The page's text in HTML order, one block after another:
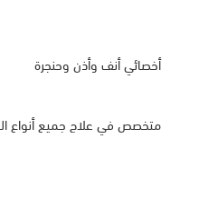
أخصائي أنف وأذن وحنجرة
متخصص في علاج جميع أنواع